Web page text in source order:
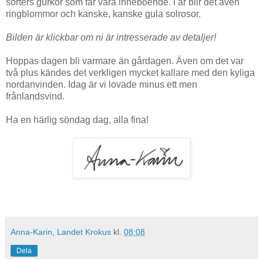
sorters gurkor som får vara inneboende. I år blir det även
ringblommor och kanske, kanske gula solrosor.
Bilden är klickbar om ni är intresserade av detaljer!
Hoppas dagen bli varmare än gårdagen. Även om det var
två plus kändes det verkligen mycket kallare med den kyliga
nordanvinden. Idag är vi lovade minus ett men
frånlandsvind.
Ha en härlig söndag dag, alla fina!
Anna-Karin, Landet Krokus kl. 08:08
Dela